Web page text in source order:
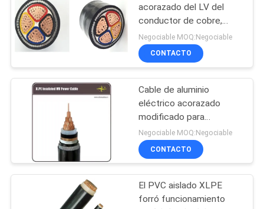
PRIVACIDAD
Conductor desnudo
cable liado antena
acorazado del LV del
conductor de cobre,
cable acorazado del
alambre de acero de 4
corazones
Negociable MOQ:Negociable
CONTACTO
Cable de aluminio
eléctrico acorazado
modificado para
requisitos particulares
del conductor, cable de
transmisión acorazado
Negociable MOQ:Negociable
CONTACTO
El PVC aislado XLPE
forró funcionamiento